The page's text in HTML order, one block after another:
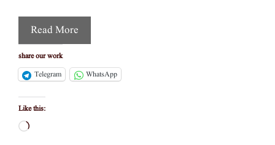
Read More
share our work
Telegram
WhatsApp
Like this:
Loading…